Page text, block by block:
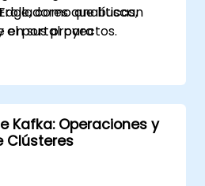
como analíticas,
el portal para
que buscan
en sus proyectos.
Kafka: Operaciones y
Clústeres